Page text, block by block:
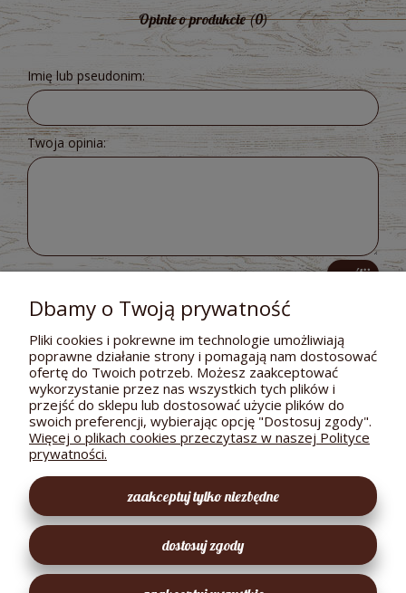
Opinie o produkcie (0)
Imię lub pseudonim:
Twoja opinia:
wyślij
POMOC
DOSTAWA I PŁATNOŚCI
MOJE KONTO
GWARANCJA I ZWROTY
EKOLOGICZNY SKLEPIK
Dbamy o Twoją prywatność
Pliki cookies i pokrewne im technologie umożliwiają
poprawne działanie strony i pomagają nam dostosować
ofertę do Twoich potrzeb. Możesz zaakceptować
wykorzystanie przez nas wszystkich tych plików i
przejść do sklepu lub dostosować użycie plików do
swoich preferencji, wybierając opcję "Dostosuj zgody".
Więcej o plikach cookies przeczytasz w naszej Polityce
prywatności.
zaakceptuj tylko niezbędne
dostosuj zgody